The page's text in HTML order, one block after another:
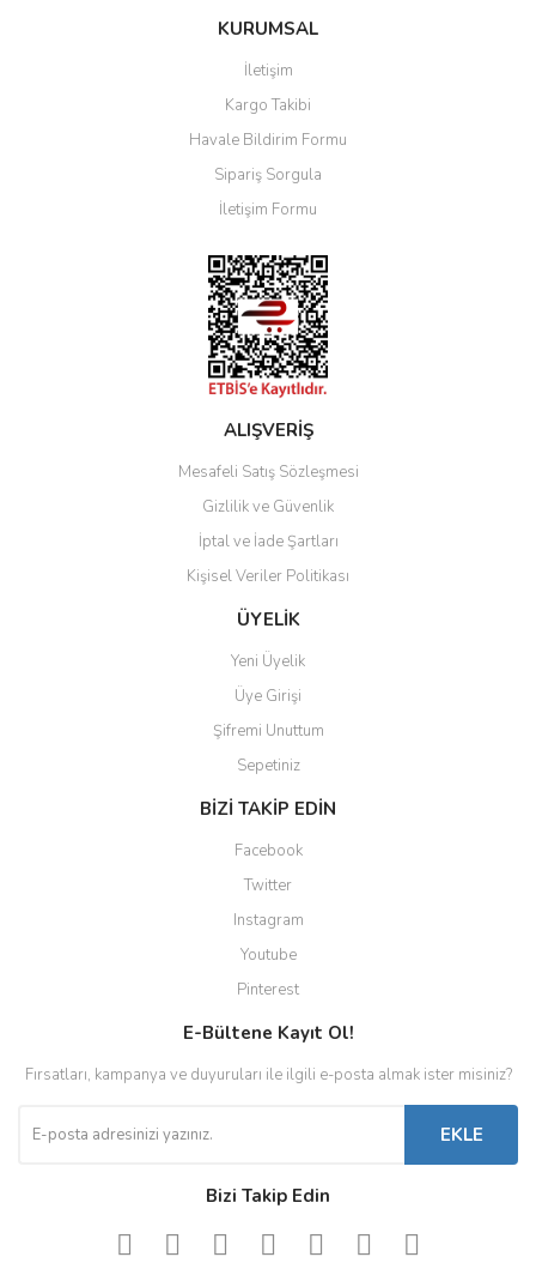
KURUMSAL
İletişim
Kargo Takibi
Havale Bildirim Formu
Sipariş Sorgula
İletişim Formu
ALIŞVERİŞ
Mesafeli Satış Sözleşmesi
Gizlilik ve Güvenlik
İptal ve İade Şartları
Kişisel Veriler Politikası
ÜYELİK
Yeni Üyelik
Üye Girişi
Şifremi Unuttum
Sepetiniz
BİZİ TAKİP EDİN
Facebook
Twitter
Instagram
Youtube
Pinterest
E-Bültene Kayıt Ol!
Fırsatları, kampanya ve duyuruları ile ilgili e-posta almak ister misiniz?
EKLE
Bizi Takip Edin